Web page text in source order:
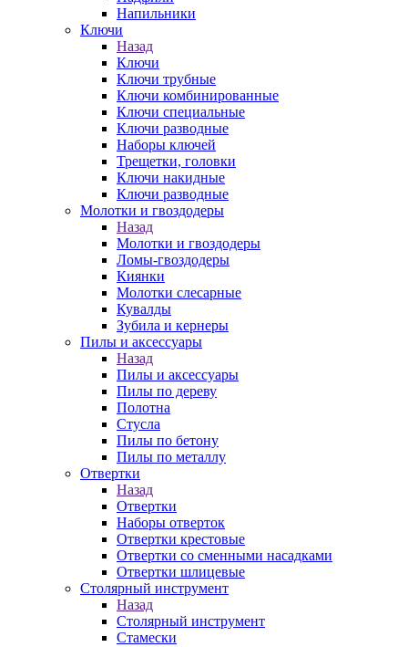
Напильники
Ключи
Назад
Ключи
Ключи трубные
Ключи комбинированные
Ключи специальные
Ключи разводные
Наборы ключей
Трещетки, головки
Ключи накидные
Ключи разводные
Молотки и гвоздодеры
Назад
Молотки и гвоздодеры
Ломы-гвоздодеры
Киянки
Молотки слесарные
Кувалды
Зубила и кернеры
Пилы и аксессуары
Назад
Пилы и аксессуары
Пилы по дереву
Полотна
Стусла
Пилы по бетону
Пилы по металлу
Отвертки
Назад
Отвертки
Наборы отверток
Отвертки крестовые
Отвертки со сменными насадками
Отвертки шлицевые
Столярный инструмент
Назад
Столярный инструмент
Стамески